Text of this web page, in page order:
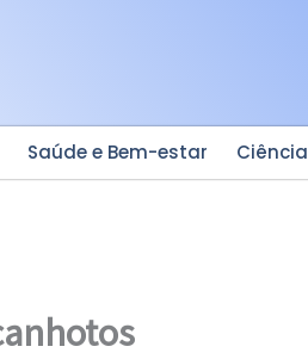
Saúde e Bem-estar Ciência